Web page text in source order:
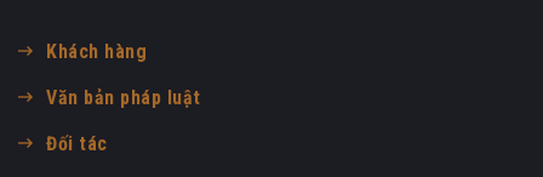
Khách hàng
Văn bản pháp luật
Đối tác